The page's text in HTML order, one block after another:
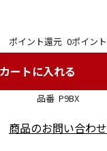
品番 P9BX
ポイント還元 0ポイント
商品のお問い合わせ